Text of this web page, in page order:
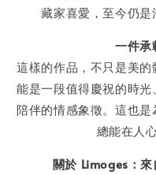
藏家喜愛，至今仍是
一件承
這樣的作品，不只是美
能是一段值得慶祝的時
陪伴的情感象徵。這也是
總能在人
關於 Limoges：